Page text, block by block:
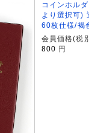
コインホル
より選択可)
60枚仕様/褐
会員価格(税
800 円